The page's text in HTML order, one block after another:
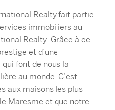
Realty fait partie
immobiliers au
Realty. Grâce à ce
et d’une
font de nous la
au monde. C’est
aux maisons les plus
Maresme et que notre